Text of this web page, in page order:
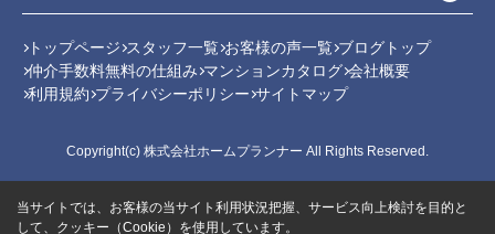
トップページ スタッフ一覧 お客様の声一覧 ブログトップ
仲介手数料無料の仕組み マンションカタログ 会社概要
利用規約 プライバシーポリシー サイトマップ
Copyright(c) 株式会社ホームプランナー All Rights Reserved.
当サイトでは、お客様の当サイト利用状況把握、サービス向上検討を目的と
して、クッキー（Cookie）を使用しています。